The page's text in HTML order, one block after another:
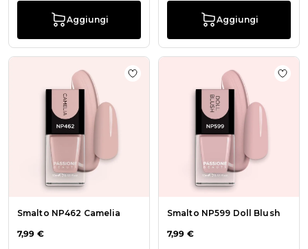
Aggiungi Aggiungi
Smalto NP462 Camelia
7,99 €
Aggiungi alla wishlist Smalto
Smalto NP599 Doll Blush
7,99 €